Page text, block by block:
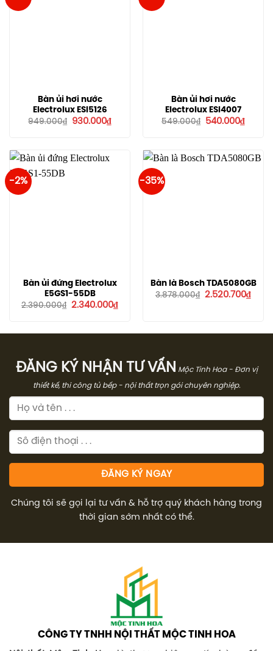
Bàn ủi hơi nước
Electrolux ESI5126
949.000₫
Giá
930.000₫Giá
hiện
930.000₫.
Bàn ủi hơi nước
Electrolux ESI4007
549.000₫
Giá
540.000₫Giá
hiện
-2%
Bàn ủi đứng Electrolux
E5GS1-55DB
2.390.000₫
Giá
2.340.000₫Giá
hiện
2.340.000₫.
-35%
Bàn là Bosch TDA5080GB
3.878.000₫
Giá
2.520.700₫Giá
hiện
ĐĂNG KÝ NHẬN TƯ VẤN Mộc Tinh Hoa - Đơn vị
thiết kế, thi công tủ bếp - nội thất trọn gói chuyên nghiệp.
Chúng tôi sẽ gọi lại tư vấn & hỗ trợ quý khách hàng trong
thời gian sớm nhất có thể.
CÔNG TY TNHH NỘI THẤT MỘC TINH HOA